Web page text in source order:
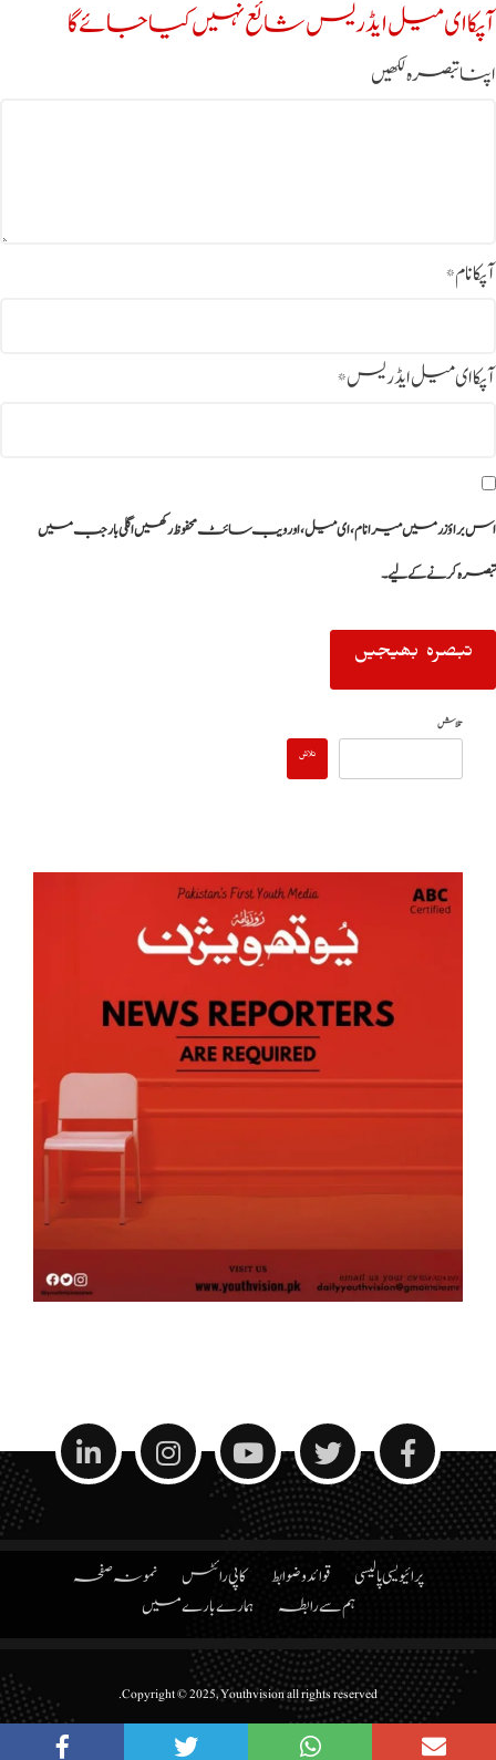
آپکا ای میل ایڈریس شائع نہیں کیا جائے گا
اپنا تبصرہ لکھیں
آپکا نام*
آپکا ای میل ایڈریس*
اس براؤزر میں میرا نام، ای میل، اور ویب سائٹ محفوظ رکھیں اگلی بار جب میں
تبصرہ کرنے کےلیے۔
تلاش
تلاش
پرائیویسی پالیسی قوائد و ضوابط کاپی رائٹس
نمونہ صفحہ
ہم سے رابطہ
ہمارے بارے میں
Copyright © 2025, Youthvision all rights reserved.